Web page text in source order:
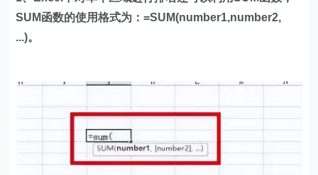
SUM函数的使用格式为：=SUM(number1,number2,
...)。